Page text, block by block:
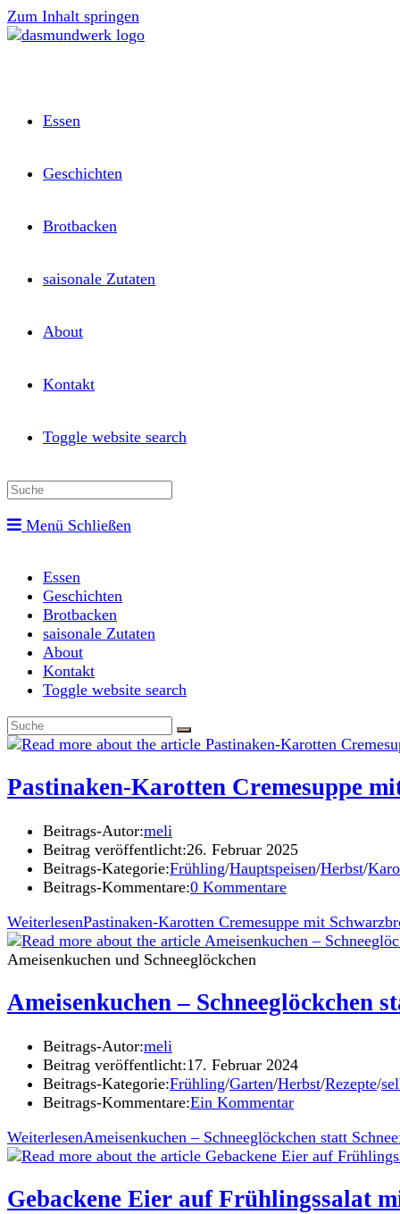
Zum Inhalt springen
Essen
Geschichten
Brotbacken
saisonale Zutaten
About
Kontakt
Toggle website search
Menü Schließen
Essen
Geschichten
Brotbacken
saisonale Zutaten
About
Kontakt
Toggle website search
Pastinaken-Karotten Cremesuppe
Beitrags-Autor:meli
Beitrag veröffentlicht:26. Februar 2025
Beitrags-Kategorie:Frühling/Hauptspeisen/Herbst/
Beitrags-Kommentare:0 Kommentare
WeiterlesenPastinaken-Karotten Cremesuppe mit
Ameisenkuchen und Schneeglöckchen
Ameisenkuchen – Schneeglöckchen
Beitrags-Autor:meli
Beitrag veröffentlicht:17. Februar 2024
Beitrags-Kategorie:Frühling/Garten/Herbst/Rezepte/
Beitrags-Kommentare:Ein Kommentar
WeiterlesenAmeisenkuchen – Schneeglöckchen statt
Gebackene Eier auf Frühlingssalat